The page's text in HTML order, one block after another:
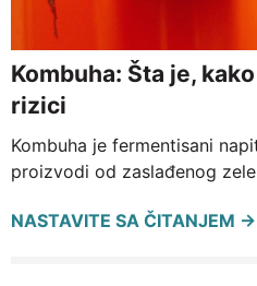
Kombuha: Šta je,
rizici
Kombuha je fermentisani
proizvodi od zaslađenog
NASTAVITE SA ČITANJEM →